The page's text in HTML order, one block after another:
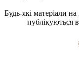
Будь-які матеріали
публікуються